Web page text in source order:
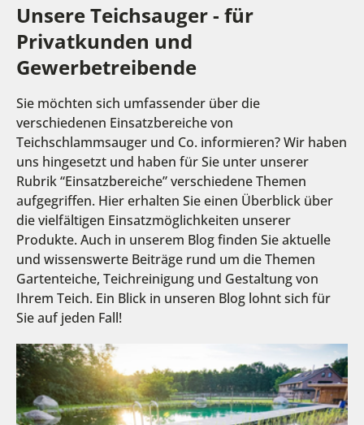
Unsere Teichsauger - für
Privatkunden und
Gewerbetreibende
Sie möchten sich umfassender über die
verschiedenen Einsatzbereiche von
Teichschlammsauger und Co. informieren? Wir haben
uns hingesetzt und haben für Sie unter unserer
Rubrik “Einsatzbereiche” verschiedene Themen
aufgegriffen. Hier erhalten Sie einen Überblick über
die vielfältigen Einsatzmöglichkeiten unserer
Produkte. Auch in unserem Blog finden Sie aktuelle
und wissenswerte Beiträge rund um die Themen
Gartenteiche, Teichreinigung und Gestaltung von
Ihrem Teich. Ein Blick in unseren Blog lohnt sich für
Sie auf jeden Fall!